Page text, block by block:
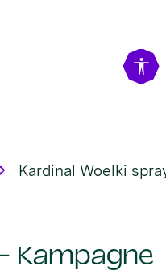
Kardinal Woelki
Kampagne